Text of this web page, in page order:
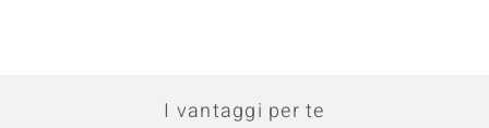
I vantaggi per te